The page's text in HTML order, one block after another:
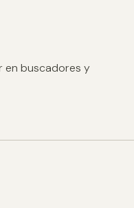
en buscadores y